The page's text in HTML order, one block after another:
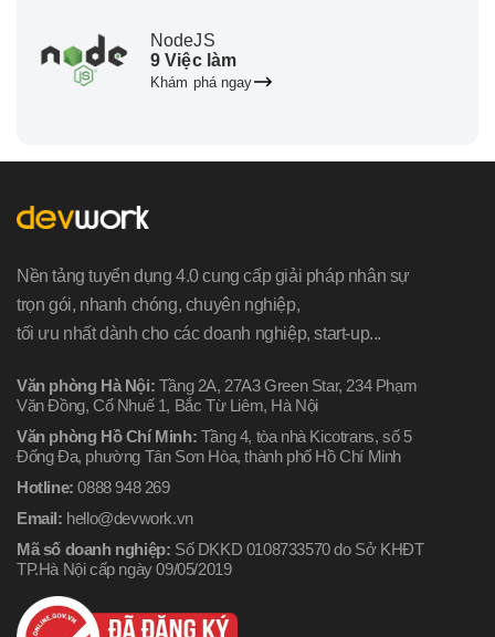
NodeJS
9 Việc làm
Khám phá ngay
Nền tảng tuyển dụng 4.0 cung cấp giải pháp nhân sự
trọn gói, nhanh chóng, chuyên nghiệp,
tối ưu nhất dành cho các doanh nghiệp, start-up...
Văn phòng Hà Nội: Tầng 2A, 27A3 Green Star, 234 Phạm
Văn Đồng, Cổ Nhuế 1, Bắc Từ Liêm, Hà Nội
Văn phòng Hồ Chí Minh: Tầng 4, tòa nhà Kicotrans, số 5
Đống Đa, phường Tân Sơn Hòa, thành phố Hồ Chí Minh
Hotline: 0888 948 269
Email: hello@devwork.vn
Mã số doanh nghiệp: Số DKKD 0108733570 do Sở KHĐT
TP.Hà Nội cấp ngày 09/05/2019